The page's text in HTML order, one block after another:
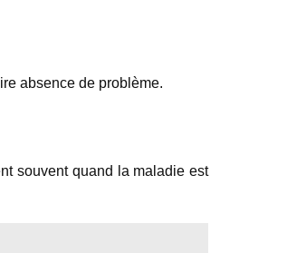
absence de problème.
souvent quand la maladie est